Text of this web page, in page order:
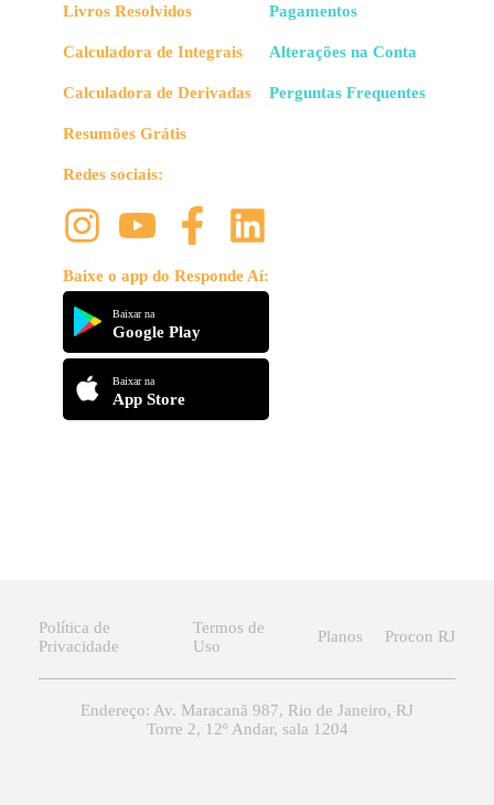
Livros Resolvidos
Calculadora de Integrais
Calculadora de Derivadas
Resumões Grátis
Redes sociais:
Baixe o app do Responde Aí:
Baixar na
Google Play
Baixar na
App Store
Pagamentos
Alterações na Conta
Perguntas Frequentes
Política de
Privacidade
Termos de
Uso
Planos Procon RJ
Endereço: Av. Maracanã 987, Rio de Janeiro, RJ
Torre 2, 12º Andar, sala 1204